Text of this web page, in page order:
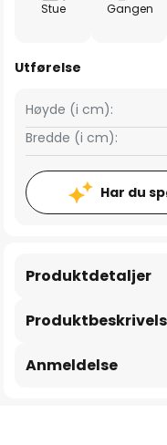
Stue Gangen
Utførelse
Bredde (i cm):
Høyde (i cm):
Har du
Produktdetaljer
Anmeldelse